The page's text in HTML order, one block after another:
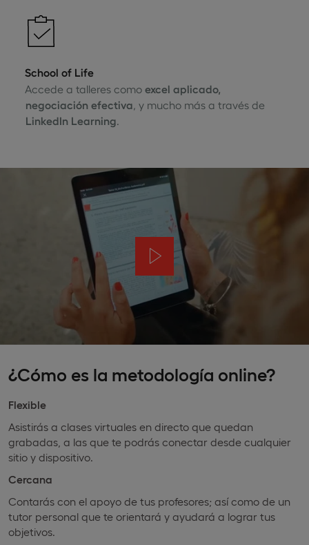
School of Life
Accede a talleres comoexcel aplicado,
negociación efectiva, y mucho más a través de
LinkedIn Learning.
¿Cómo es la metodología online?
Flexible
Asistirás a clases virtuales en directo que quedan
grabadas, a las que te podrás conectar desde cualquier
sitio y dispositivo.
Cercana
Contarás con el apoyo de tus profesores; así como de un
tutor personal que te orientará y ayudará a lograr tus
objetivos.